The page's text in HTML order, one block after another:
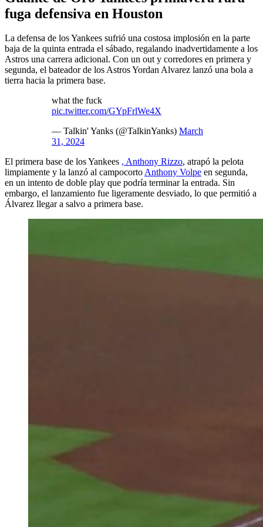
fuga defensiva en Houston
La defensa de los Yankees sufrió una costosa implosión en la parte
baja de la quinta entrada el sábado, regalando inadvertidamente a los
Astros una carrera adicional. Con un out y corredores en primera y
segunda, el bateador de los Astros Yordan Alvarez lanzó una bola a
tierra hacia la primera base.
what the fuck
pic.twitter.com/GYpFrlWe4X
— Talkin' Yanks (@TalkinYanks) March
31, 2024
El primera base de los Yankees , Anthony Rizzo, atrapó la pelota
limpiamente y la lanzó al campocortoAnthony Volpe en segunda,
en un intento de doble play que podría terminar la entrada. Sin
embargo, el lanzamiento fue ligeramente desviado, lo que permitió a
Álvarez llegar a salvo a primera base.